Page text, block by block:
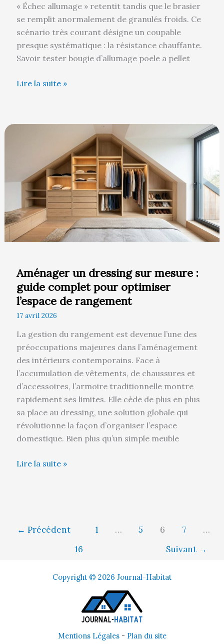
« Échec allumage » retentit tandis que le brasier
se remplit anormalement de granulés froids. Ce
scénario très courant désigne un coupable
presque systématique : la résistance chauffante.
Savoir tester bougie d’allumage poele a pellet
Lire la suite »
Aménager un dressing sur mesure :
guide complet pour optimiser
l’espace de rangement
17 avril 2026
La gestion du rangement est devenue l’une des
préoccupations majeures dans l’aménagement
des intérieurs contemporains. Face à
l’accumulation de vêtements, de chaussures et
d’accessoires, l’armoire traditionnelle montre
rapidement ses limites. Elle cède de plus en plus
sa place au dressing, une solution globale qui
révolutionne la façon d’organiser l’espace
domestique. Bien plus qu’un simple meuble
mesure
guide
complet
pour
de
rangement
Lire la suite »
← Précédent 1 … 5 6 7
…
16
Suivant →
Copyright © 2026 Journal-Habitat
Mentions Légales- Plan du site